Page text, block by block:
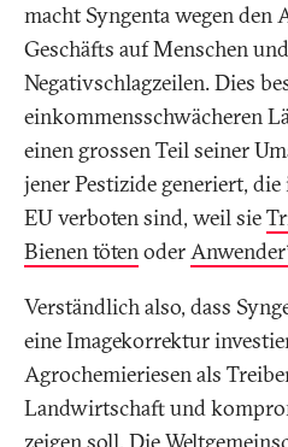
macht Syngenta wegen den
Geschäfts auf Menschen
Negativschlagzeilen. Dies
einkommensschwächeren
einen grossen Teil seiner
jener Pestizide generiert,
EU verboten sind, weil sie
Bienen tötenoder
Verständlich also, dass
eine Imagekorrektur
Agrochemieriesen als
Landwirtschaft und